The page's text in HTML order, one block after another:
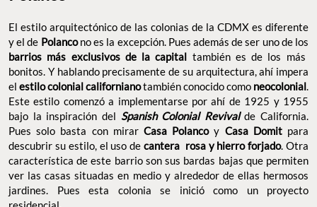
El estilo arquitectónico de las colonias de la CDMX es diferente
y el de Polancono es la excepción. Pues además de ser uno de los
barrios más exclusivos de la capital también es de los más
bonitos. Y hablando precisamente de su arquitectura, ahí impera
el estilo colonial californianotambién conocido como neocolonial
Este estilo comenzó a implementarse por ahí de 1925 y 1955
bajo la inspiración del Spanish Colonial Revivalde California.
Pues solo basta con mirar Casa Polancoy Casa Domit para
descubrir su estilo, el uso de cantera rosa y hierro forjado. Otra
característica de este barrio son sus bardas bajas que permiten
ver las casas situadas en medio y alrededor de ellas hermosos
jardines. Pues esta colonia se inició como un proyecto